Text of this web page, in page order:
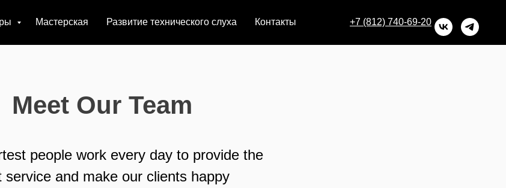
Мастерская Развитие технического слуха Контакты +7 (812) 740-69-20
Meet Our Team
people work every day to provide the
service and make our clients happy